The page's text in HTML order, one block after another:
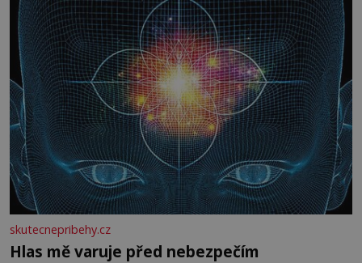
skutecnepribehy.cz
Hlas mě varuje před nebezpečím